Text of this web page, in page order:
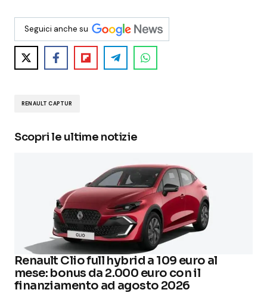
Seguici anche su
RENAULT CAPTUR
Scopri le ultime notizie
Renault Clio full hybrid a 109 euro al
mese: bonus da 2.000 euro con il
finanziamento ad agosto 2026